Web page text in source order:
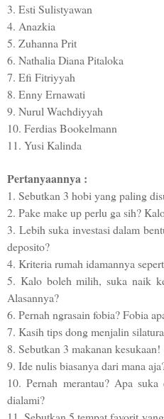
3. Esti Sulistyawan
4. Anazkia
5. Zuhanna Prit
6. Nathalia Diana Pitaloka
7. Efi Fitriyyah
8. Enny Ernawati
9. Nurul Wachdiyyah
10. Ferdias Bookelmann
11. Yusi Kalinda
Pertanyaannya :
1. Sebutkan 3 hobi yang paling
2. Pake make up perlu ga sih?
3. Lebih suka investasi dalam
deposito?
4. Kriteria rumah idamannya
5. Kalo boleh milih, suka naik
Alasannya?
6. Pernah ngrasain fobia? Fobia
7. Kasih tips dong menjalin
8. Sebutkan 3 makanan kesukaan!
9. Ide nulis biasanya dari mana
10. Pernah merantau? Apa
dialami?